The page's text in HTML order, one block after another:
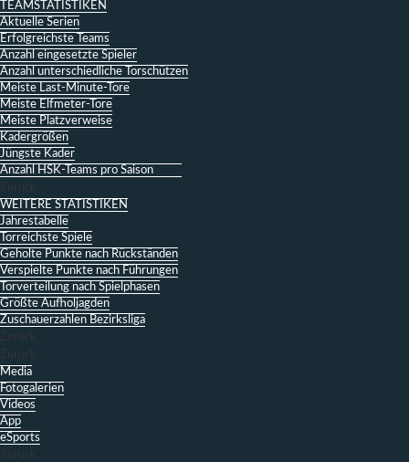
TEAMSTATISTIKEN
Aktuelle Serien
Erfolgreichste Teams
Anzahl eingesetzte Spieler
Anzahl unterschiedliche Torschützen
Meiste Last-Minute-Tore
Meiste Elfmeter-Tore
Meiste Platzverweise
Kadergrößen
Jüngste Kader
Anzahl HSK-Teams pro Saison
Zurück
WEITERE STATISTIKEN
Jahrestabelle
Torreichste Spiele
Geholte Punkte nach Rückständen
Verspielte Punkte nach Führungen
Torverteilung nach Spielphasen
Größte Aufholjagden
Zuschauerzahlen Bezirksliga
Zurück
Zurück
Media
Fotogalerien
Videos
App
eSports
Zurück